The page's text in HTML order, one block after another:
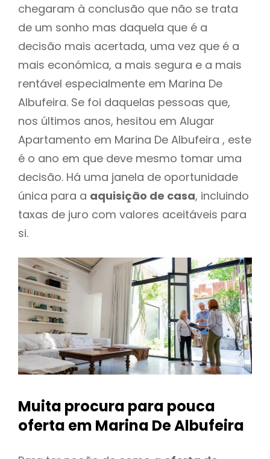
chegaram à conclusão que não se trata
de um sonho mas daquela que é a
decisão mais acertada, uma vez que é a
mais económica, a mais segura e a mais
rentável especialmente em Marina De
Albufeira. Se foi daquelas pessoas que,
nos últimos anos, hesitou em Alugar
Apartamento em Marina De Albufeira , este
é o ano em que deve mesmo tomar uma
decisão. Há uma janela de oportunidade
única para a aquisição de casa, incluindo
taxas de juro com valores aceitáveis para
si.
Muita procura para pouca
oferta em Marina De Albufeira